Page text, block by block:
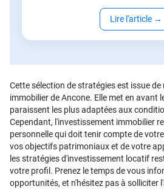
Lire l'article →
Cette sélection de stratégies est issue
immobilier de Ancone. Elle met en avant
paraissent les plus adaptées aux
Cependant, l'investissement immobilier
personnelle qui doit tenir compte de
vos objectifs patrimoniaux et de votre
les stratégies d'investissement locatif
votre profil. Prenez le temps de vous
opportunités, et n'hésitez pas à solliciter